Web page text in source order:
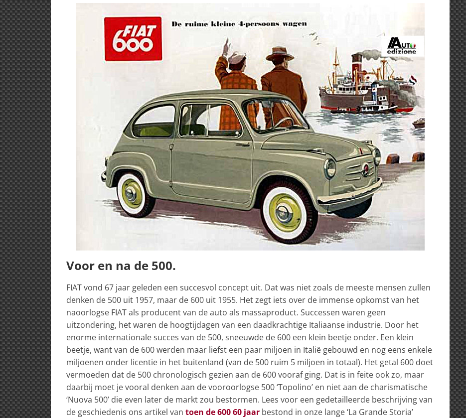
Voor en na de 500.
FIAT vond 67 jaar geleden een succesvol concept uit. Dat was niet zoals de meeste mensen zullen
denken de 500 uit 1957, maar de 600 uit 1955. Het zegt iets over de immense opkomst van het
naoorlogse FIAT als producent van de auto als massaproduct. Successen waren geen
uitzondering, het waren de hoogtijdagen van een daadkrachtige Italiaanse industrie. Door het
enorme internationale succes van de 500, sneeuwde de 600 een klein beetje onder. Een klein
beetje, want van de 600 werden maar liefst een paar miljoen in Italië gebouwd en nog eens enkele
miljoenen onder licentie in het buitenland (van de 500 ruim 5 miljoen in totaal). Het getal 600 doet
vermoeden dat de 500 chronologisch gezien aan de 600 vooraf ging. Dat is in feite ook zo, maar
daarbij moet je vooral denken aan de vooroorlogse 500 ‘Topolino’ en niet aan de charismatische
‘Nuova 500’ die even later de markt zou bestormen. Lees voor een gedetailleerde beschrijving van
de geschiedenis ons artikel van toen de 600 60 jaar bestond in onze lange ‘La Grande Storia’